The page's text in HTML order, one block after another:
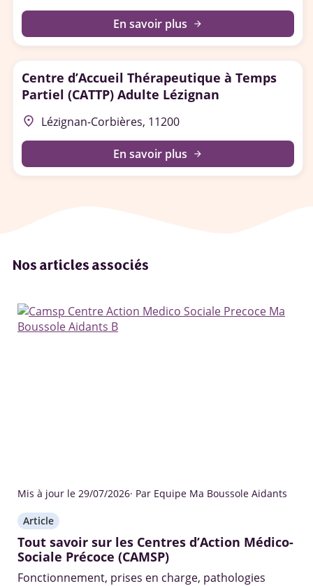
En savoir plus arrow_forward
Centre d’Accueil Thérapeutique à Temps
Partiel (CATTP) Adulte Lézignan
place Lézignan-Corbières, 11200
En savoir plus arrow_forward
Nos articles associés
Mis à jour le 29/07/2026· Par Equipe Ma Boussole Aidants
Article
Tout savoir sur les Centres d’Action Médico-
Sociale Précoce (CAMSP)
Fonctionnement, prises en charge, pathologies